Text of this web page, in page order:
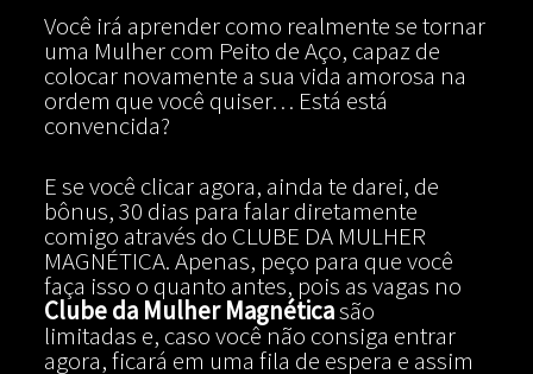
Você irá aprender como realmente se tornar
uma Mulher com Peito de Aço, capaz de
colocar novamente a sua vida amorosa na
ordem que você quiser… Está está
convencida?
E se você clicar agora, ainda te darei, de
bônus, 30 dias para falar diretamente
comigo através do CLUBE DA MULHER
MAGNÉTICA. Apenas, peço para que você
faça isso o quanto antes, pois as vagas no
Clube da Mulher Magnéticasão
limitadas e, caso você não consiga entrar
agora, ficará em uma fila de espera e assim